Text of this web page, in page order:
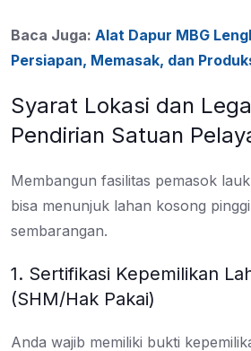
Baca Juga: Alat Dapur MBG
Persiapan, Memasak, dan
Syarat Lokasi dan
Pendirian Satuan
Membangun fasilitas pemasok
bisa menunjuk lahan kosong
sembarangan.
1. Sertifikasi Kepemilikan
(SHM/Hak Pakai)
Anda wajib memiliki bukti